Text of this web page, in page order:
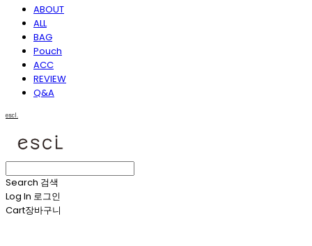
ABOUT
ALL
BAG
Pouch
ACC
REVIEW
Q&A
escl.
Search 검색
Log In 로그인
Cart장바구니